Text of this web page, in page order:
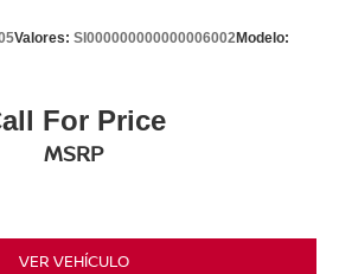
Valores: SI000000000000006002Modelo:
For Price
MSRP
VER VEHÍCULO